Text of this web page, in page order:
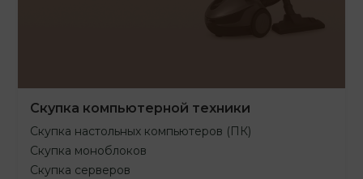
Скупка компьютерной техники
Скупка настольных компьютеров (ПК)
Скупка моноблоков
Скупка серверов